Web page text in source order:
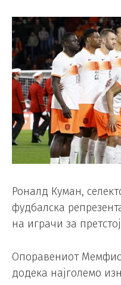
Роналд Куман,
фудбалска
на играчи за
Опоравениот Мемфис
додека најголемо